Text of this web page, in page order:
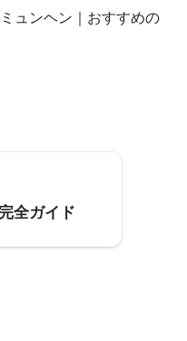
ュンヘン｜おすすめの
全ガイド